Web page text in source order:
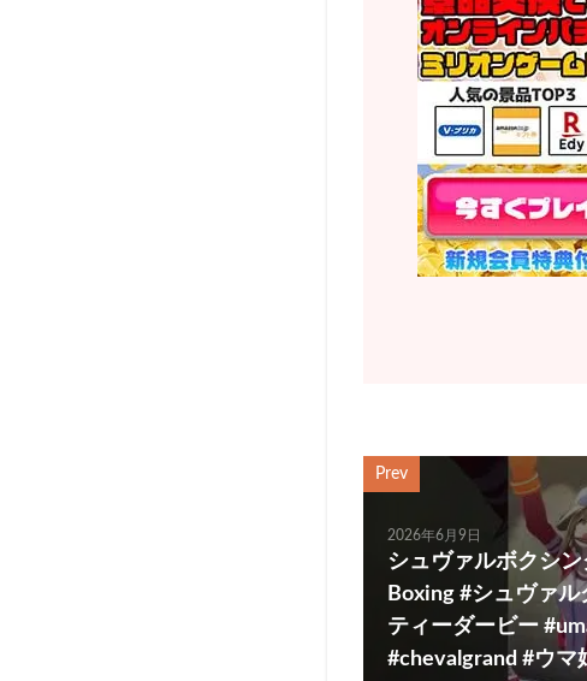
Prev
2026年6月9日
シュヴァルボクシン
Boxing #シュヴァル
ティーダービー
#chevalgrand #ウマ